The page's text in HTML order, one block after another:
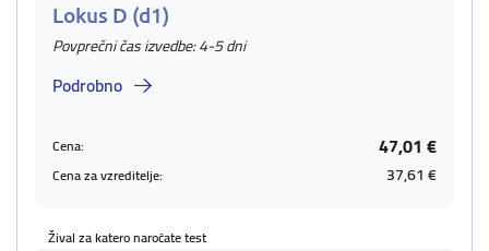
Lokus D (d1)
Povprečni čas izvedbe: 4-5 dni
Podrobno
Cena: 47,01 €
Cena za vzreditelje: 37,61 €
Žival za katero naročate test